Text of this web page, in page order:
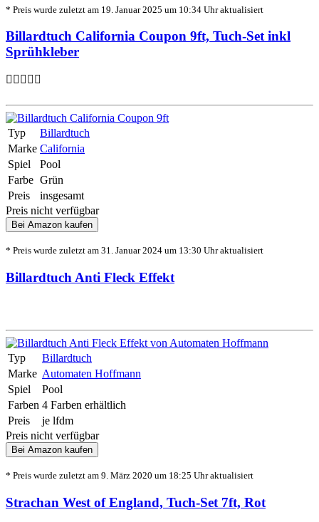
* Preis wurde zuletzt am 19. Januar 2025 um 10:34 Uhr aktualisiert
Billardtuch California Coupon 9ft, Tuch-Set inkl
Sprühkleber
Typ
Billardtuch
Marke California
Spiel
Pool
Farbe Grün
Preis
insgesamt
Preis nicht verfügbar
Bei Amazon kaufen
* Preis wurde zuletzt am 31. Januar 2024 um 13:30 Uhr aktualisiert
Billardtuch Anti Fleck Effekt
Typ
Billardtuch
Marke Automaten Hoffmann
Spiel
Pool
Farben 4 Farben erhältlich
Preis
je lfdm
Preis nicht verfügbar
Bei Amazon kaufen
* Preis wurde zuletzt am 9. März 2020 um 18:25 Uhr aktualisiert
Strachan West of England, Tuch-Set 7ft, Rot